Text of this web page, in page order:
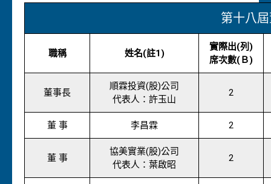
第十八
職稱 姓名(註1)
實際出(列)
席次數(Ｂ)
董事長
順霖投資(股)公司
代表人：許玉山
2
董 事 李昌霖 2
董 事
協美實業(股)公司
代表人：葉啟昭
2